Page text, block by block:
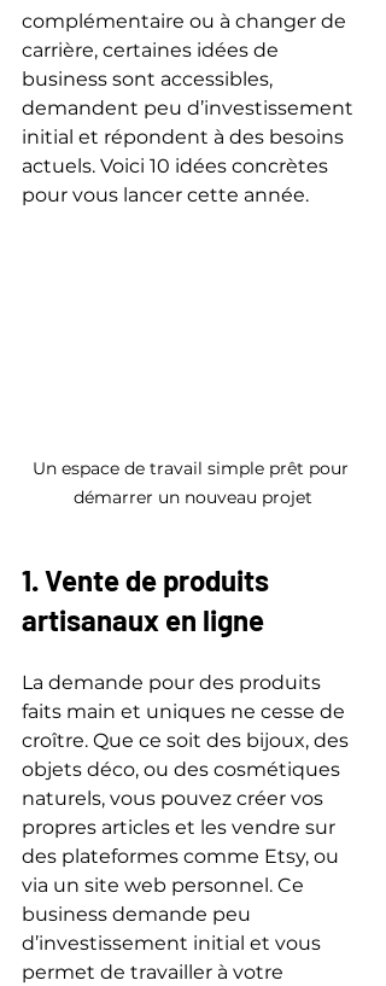
complémentaire ou à changer de
carrière, certaines idées de
business sont accessibles,
demandent peu d’investissement
initial et répondent à des besoins
actuels. Voici 10 idées concrètes
pour vous lancer cette année.
Un espace de travail simple prêt pour
démarrer un nouveau projet
1. Vente de produits
artisanaux en ligne
La demande pour des produits
faits main et uniques ne cesse de
croître. Que ce soit des bijoux, des
objets déco, ou des cosmétiques
naturels, vous pouvez créer vos
propres articles et les vendre sur
des plateformes comme Etsy, ou
via un site web personnel. Ce
business demande peu
d’investissement initial et vous
permet de travailler à votre